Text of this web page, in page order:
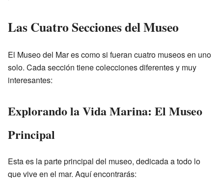
Las Cuatro Secciones del Museo
El Museo del Mar es como si fueran cuatro museos en uno
solo. Cada sección tiene colecciones diferentes y muy
interesantes:
Explorando la Vida Marina: El Museo
Principal
Esta es la parte principal del museo, dedicada a todo lo
que vive en el mar. Aquí encontrarás: